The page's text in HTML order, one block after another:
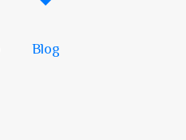
Blog